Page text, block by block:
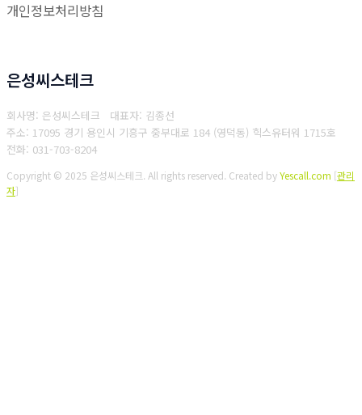
개인정보처리방침
은성씨스테크
회사명: 은성씨스테크 대표자: 김종선
주소: 17095 경기 용인시 기흥구 중부대로 184 (영덕동) 힉스유터워 1715호
전화: 031-703-8204
Copyright © 2025 은성씨스테크. All rights reserved. Created byYescall.com [관리
자]